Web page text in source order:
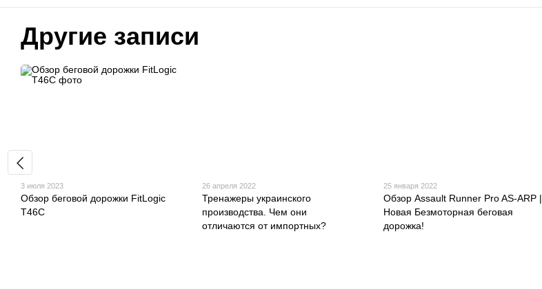
Другие записи
3 июля 2023
Обзор беговой дорожки FitLogic
T46C
26 апреля 2022
Тренажеры украинского
производства. Чем они
отличаются от импортных?
25 января 2022
Обзор Assault Runner Pro AS-ARP |
Новая Безмоторная беговая
дорожка!